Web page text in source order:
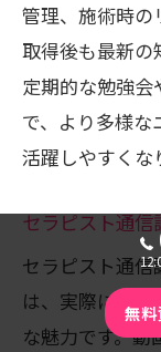
管理、施術時の
取得後も最新の
定期的な勉強
で、より多様な
活躍しやすくな
セラピスト通信
セラピスト通
は、実際に自
な魅力です。動
無